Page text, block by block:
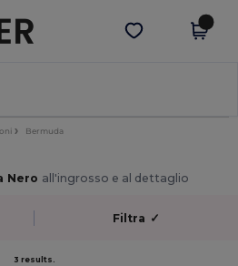
Scarica app
Bermuda
Nero all'ingrosso e al dettaglio
Filtra ✓
3 results.